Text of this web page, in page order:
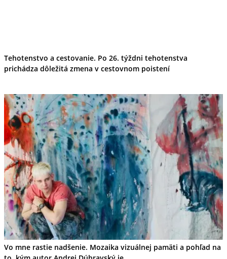
Tehotenstvo a cestovanie. Po 26. týždni tehotenstva
prichádza dôležitá zmena v cestovnom poistení
Vo mne rastie nadšenie. Mozaika vizuálnej pamäti a pohľad na